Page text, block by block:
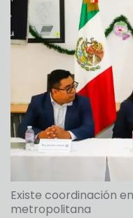
Existe coordinación
metropolitana